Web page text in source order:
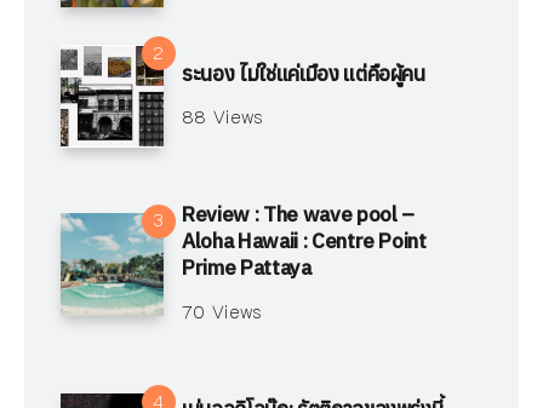
ระนอง ไม่ใช่แค่เมือง แต่คือผู้คน
88 Views
Review : The wave pool –
Aloha Hawaii : Centre Point
Prime Pattaya
70 Views